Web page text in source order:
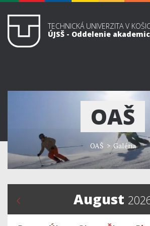
TECHNICKÁ UNIVERZITA V
ÚJSŠ - Oddelenie
OAŠ
OAŠ >Galéria
August